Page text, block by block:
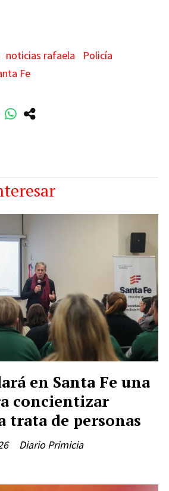
noticias rafaela
Policía
Fe
en Santa Fe una
concientizar
trata de personas
Diario Primicia